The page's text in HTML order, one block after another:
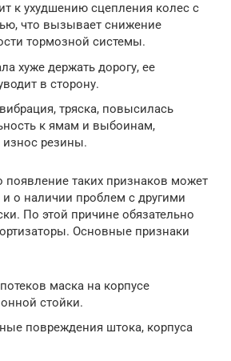
к ухудшению сцепления колес с
что вызывает снижение
тормозной системы.
хуже держать дорогу, ее
в сторону.
тряска, повысилась
к ямам и выбоинам,
износ резины.
появление таких признаков может
и о наличии проблем с другими
По этой причине обязательно
Основные признаки
маска на корпусе
стойки.
повреждения штока, корпуса